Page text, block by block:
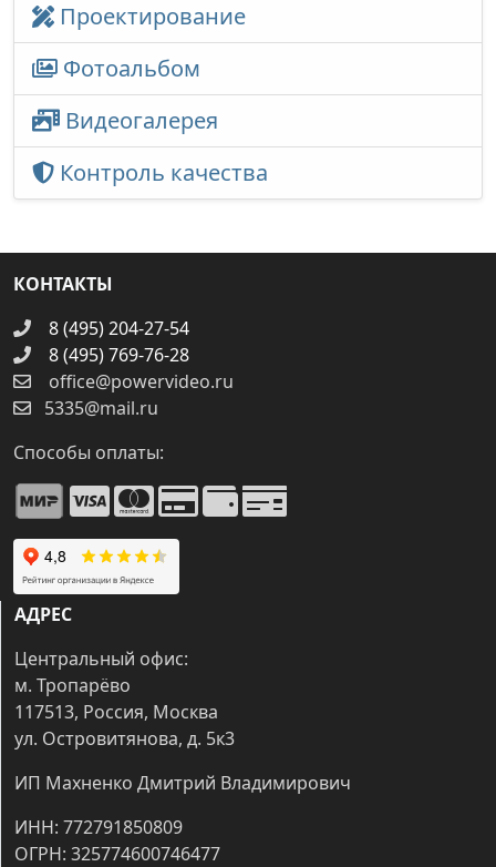
Проектирование
Фотоальбом
Видеогалерея
Контроль качества
КОНТАКТЫ
8 (495) 204-27-54
8 (495) 769-76-28
office@powervideo.ru
5335@mail.ru
Способы оплаты:
АДРЕС
Центральный офис:
м. Тропарёво
117513, Россия, Москва
ул. Островитянова, д. 5к3
ИП Махненко Дмитрий Владимирович
ИНН: 772791850809
ОГРН: 325774600746477